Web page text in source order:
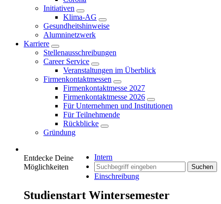
Initiativen
Klima-AG
Gesundheitshinweise
Alumninetzwerk
Karriere
Stellenausschreibungen
Career Service
Veranstaltungen im Überblick
Firmenkontaktmessen
Firmenkontaktmesse 2027
Firmenkontaktmesse 2026
Für Unternehmen und Institutionen
Für Teilnehmende
Rückblicke
Gründung
Intern
Suchen
Einschreibung
Entdecke Deine
Möglichkeiten
Studienstart Wintersemester